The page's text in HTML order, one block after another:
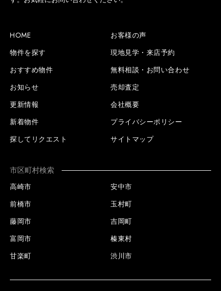
HOME
物件を探す
おすすめ物件
お知らせ
更新情報
新着物件
探してリクエスト
お客様の声
現地見学・来店予約
無料相談・お問い合わせ
売却査定
会社概要
プライバシーポリシー
サイトマップ
市区町村検索
高崎市
前橋市
藤岡市
富岡市
甘楽町
安中市
玉村町
吉岡町
榛東村
渋川市